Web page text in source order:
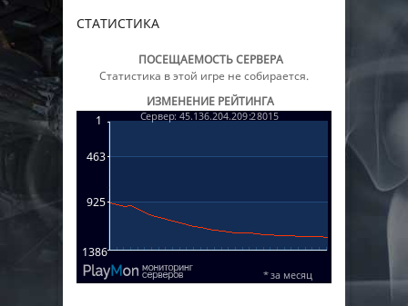
СТАТИСТИКА
ПОСЕЩАЕМОСТЬ СЕРВЕРА
Статистика в этой игре не собирается.
ИЗМЕНЕНИЕ РЕЙТИНГА